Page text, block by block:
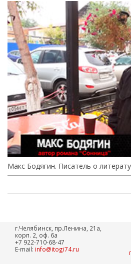
Макс Бодягин. Писатель о
г.Челябинск, пр.Ленина, 21а,
корп. 2, оф. 6а
+7 922-710-68-47
E-mail: info@itogi74.ru